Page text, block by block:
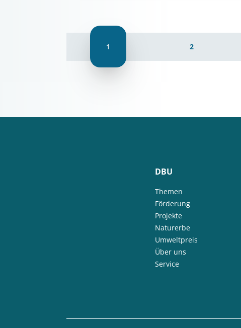
1 2
DBU
Themen
Förderung
Projekte
Naturerbe
Umweltpreis
Über uns
Service